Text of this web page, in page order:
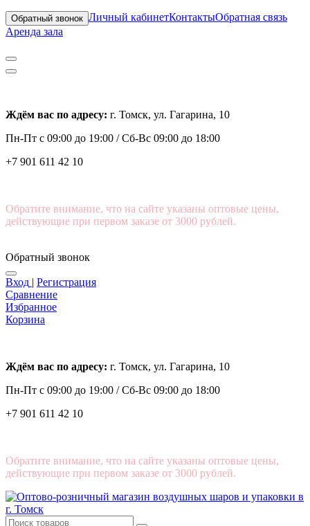
Обратный звонок Личный кабинетКонтактыОбратная связь
Аренда зала
Ждём вас по адресу: г. Томск, ул. Гагарина, 10
Пн-Пт с 09:00 до 19:00 /Сб-Вс 09:00 до 18:00
+7 901 611 42 10
Обратите внимание, что на сайте указаны оптовые цены,
действующие при первом заказе от 3000 рублей.
Обратный звонок
Вход | Регистрация
Сравнение
Избранное
Корзина
Ждём вас по адресу: г. Томск, ул. Гагарина, 10
Пн-Пт с 09:00 до 19:00 /Сб-Вс 09:00 до 18:00
+7 901 611 42 10
Обратите внимание, что на сайте указаны оптовые цены,
действующие при первом заказе от 3000 рублей.